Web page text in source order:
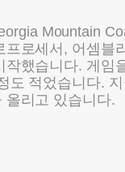
Mountain
프로세서, 어셈블
작했습니다. 게임
도 적었습니다.
올리고 있습니다.